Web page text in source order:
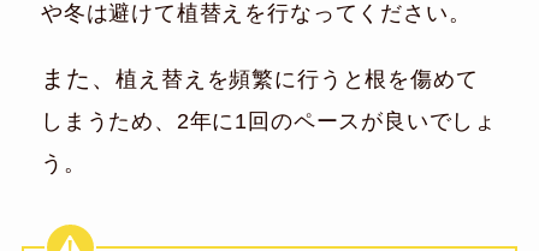
や冬は避けて植替えを行なってください。
また、植え替えを頻繁に行うと根を傷めて
しまうため、2年に1回のペースが良いでしょ
う。